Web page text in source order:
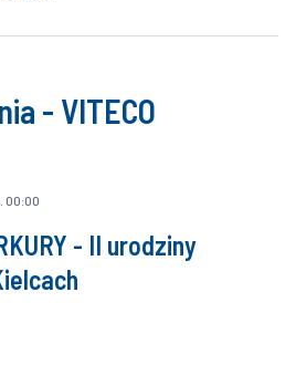
- VITECO
00:00
- II urodziny